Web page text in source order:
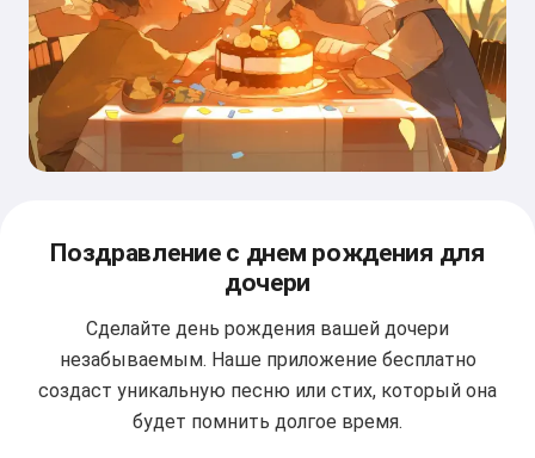
Поздравление с днем рождения для
дочери
Сделайте день рождения вашей дочери
незабываемым. Наше приложение бесплатно
создаст уникальную песню или стих, который она
будет помнить долгое время.